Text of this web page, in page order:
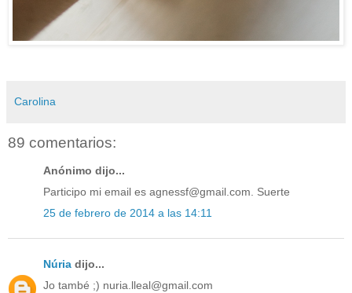
Carolina
89 comentarios:
Anónimo dijo...
Participo mi email es agnessf@gmail.com. Suerte
25 de febrero de 2014 a las 14:11
Núria dijo...
Jo també ;) nuria.lleal@gmail.com